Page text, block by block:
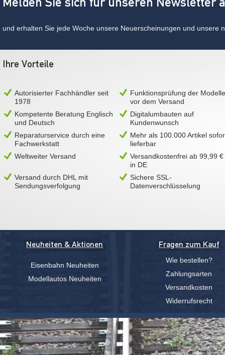
und erhalten Sie jede Woche unsere Neuerscheinungen und unsere
Ihre Vorteile
Autorisierter Fachhändler seit
1978
Funktionsprüfung der Modelle
vor dem Versand
Kompetente Beratung Englisch
und Deutsch
Digitalumbauten auf
Kundenwunsch
Reparaturservice durch eine
Fachwerkstatt
Mehr als 100.000 Artikel
lieferbar
Weltweiter Versand
Versandkostenfrei ab 99,99 €
in DE
Versand durch DHL mit
Sendungsverfolgung
Sichere SSL-
Datenverschlüsselung
Neuheiten & Aktionen
Eisenbahn Neuheiten
Modellautos Neuheiten
Fragen zum Kauf
Wie bestellen?
Zahlungsarten
Versandkosten
Widerrufsrecht